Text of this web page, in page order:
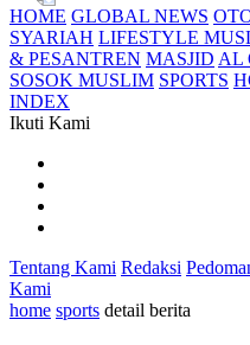
HOME GLOBAL NEWS
SYARIAH LIFESTYLE
& PESANTREN MASJID AL
SOSOK MUSLIM SPORTS
INDEX
Ikuti Kami
Tentang Kami Redaksi
Kami
home sports detail berita